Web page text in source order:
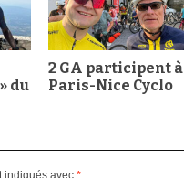
du
2 GA participent à
Paris-Nice Cyclo
indiqués avec *